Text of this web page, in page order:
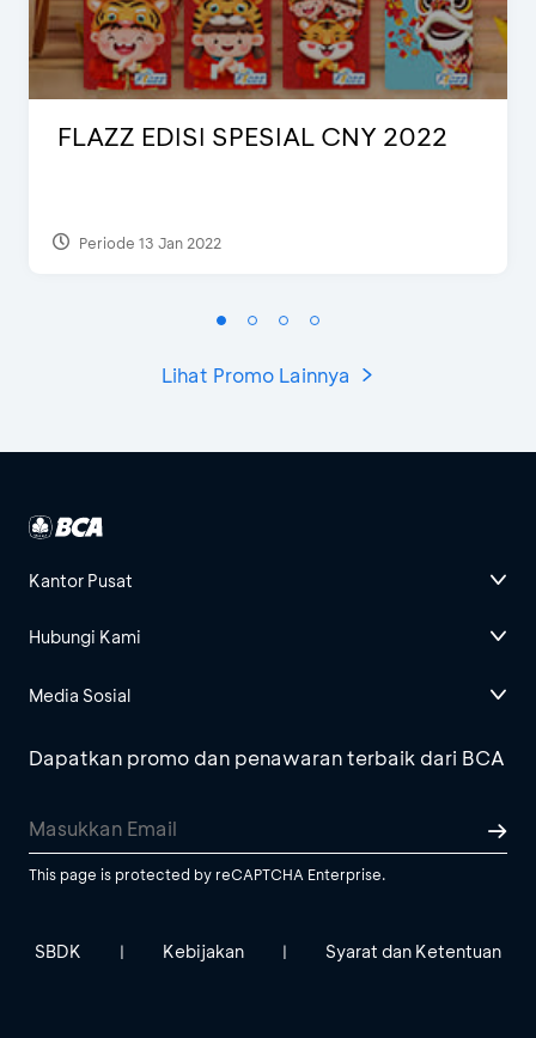
FLAZZ EDISI SPESIAL CNY 2022
Periode 13 Jan 2022
Lihat Promo Lainnya
Kantor Pusat
Hubungi Kami
Media Sosial
Dapatkan promo dan penawaran terbaik dari BCA
This page is protected by reCAPTCHA Enterprise.
SBDK | Kebijakan | Syarat dan Ketentuan